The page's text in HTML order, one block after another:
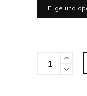
Elige una
Cantidad